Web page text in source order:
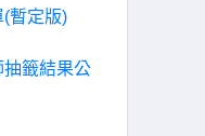
暫定版)
籤結果公